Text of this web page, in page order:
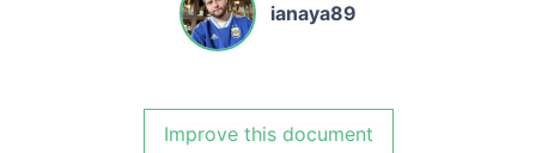
ianaya89
Improve this document